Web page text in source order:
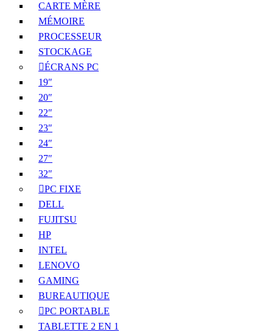
CARTE MÈRE
MÉMOIRE
PROCESSEUR
STOCKAGE
ÉCRANS PC
19″
20″
22″
23″
24″
27″
32″
PC FIXE
DELL
FUJITSU
HP
INTEL
LENOVO
GAMING
BUREAUTIQUE
PC PORTABLE
TABLETTE 2 EN 1